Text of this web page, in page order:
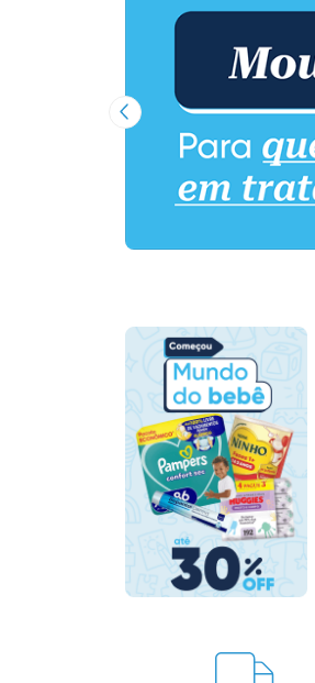
Imagem Anterior
Benefícios